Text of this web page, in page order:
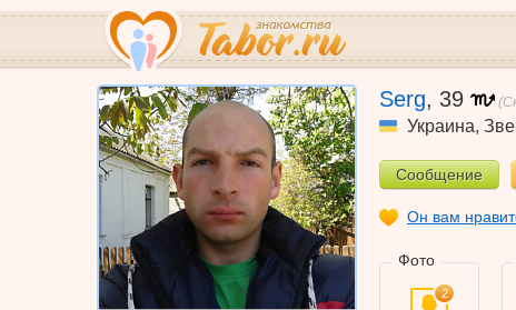
Serg, 39
Украина,
Сообщение
Он вам
Фото
2